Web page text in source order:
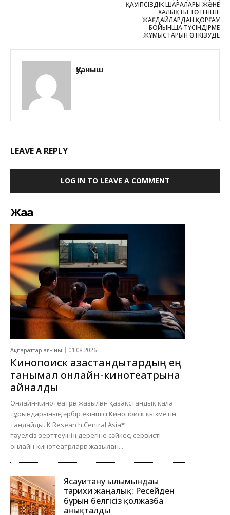
ҚАУІПСІЗДІК ШАРАЛАРЫ ЖӘНЕ
ХАЛЫҚТЫ ТӨТЕНШЕ
ЖАҒДАЙЛАРДАН ҚОРҒАУ
БОЙЫНША ТҮСІНДІРМЕ
ЖҰМЫСТАРЫН ӨТКІЗУДЕ
Қуаныш
LEAVE A REPLY
LOG IN TO LEAVE A COMMENT
Жаңа
Ақпараттар ағыны 01.08.2026
Кинопоиск қазақстандықтардың ең
танымал онлайн-кинотеатрына
айналды
Онлайн-кинотеатрға жазылған қазақстандық қала
тұрғындарының әрбір екіншісі Кинопоиск қызметін
таңдайды. K Research Central Asia*
тәуелсіз зерттеуінің дерегіне сәйкес, сервисті
онлайн-кинотеатрларға жазылған...
Ясауитану ғылымындағы
тарихи жаңалық: Ресейден
бұрын белгісіз қолжазба
анықталды